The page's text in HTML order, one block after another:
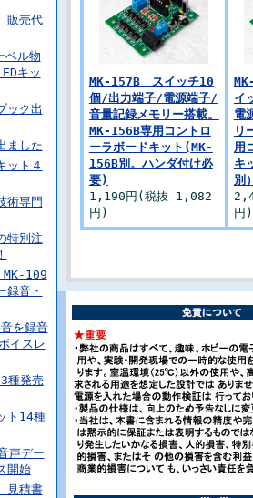
販売代
ベル物
キッ
ック出
ました
ット４
術専門
特別注
MK-109
録音・
を録音
イスレ
種発売
ト14種
声デー
開始
見積書
MK-157B スイッチ10
個/出力端子/電源端子/
音量記録メモリー搭載。
MK-156B専用コントロ
ーラボードキット(MK-
156B別。ハンダ付け必
要)
1,190円(税抜 1,082
円)
イ
電
リ
用
キ
別
円)